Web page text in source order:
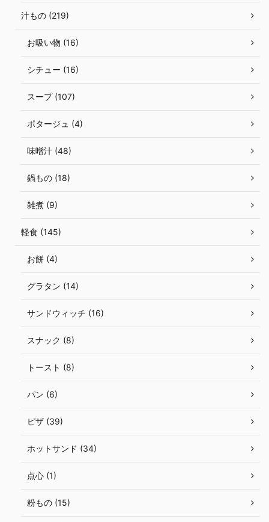
汁もの (219)
お吸い物 (16)
シチュー (16)
スープ (107)
ポタージュ (4)
味噌汁 (48)
鍋もの (18)
雑煮 (9)
軽食 (145)
お餅 (4)
グラタン (14)
サンドウィッチ (16)
スナック (8)
トースト (8)
パン (6)
ピザ (39)
ホットサンド (34)
点心 (1)
粉もの (15)